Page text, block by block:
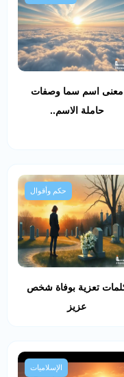
معنى اسم سما وصفات
حاملة الاسم..
حكم وأقوال
تعزية بوفاة شخص
عزيز
الإسلاميات